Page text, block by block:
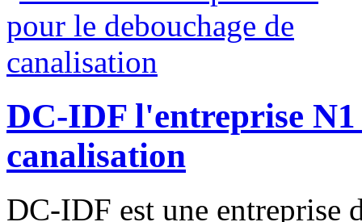
DC-IDF l'entreprise N1
canalisation
DC-IDF est une entreprise